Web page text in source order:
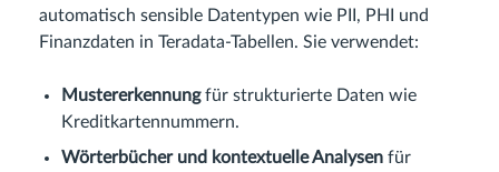
automatisch sensible Datentypen wie PII, PHI und
Finanzdaten in Teradata-Tabellen. Sie verwendet:
Mustererkennungfür strukturierte Daten wie
Kreditkartennummern.
Wörterbücher und kontextuelle Analysen für